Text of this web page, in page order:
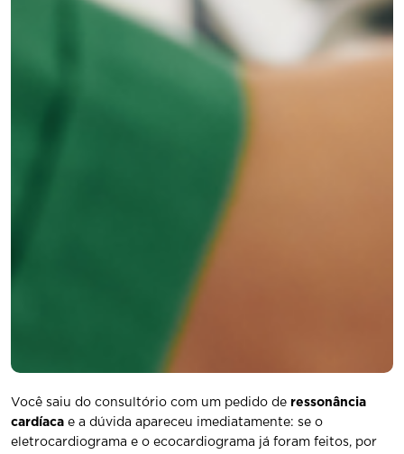
Você saiu do consultório com um pedido de ressonância
cardíaca e a dúvida apareceu imediatamente: se o
eletrocardiograma e o ecocardiograma já foram feitos, por